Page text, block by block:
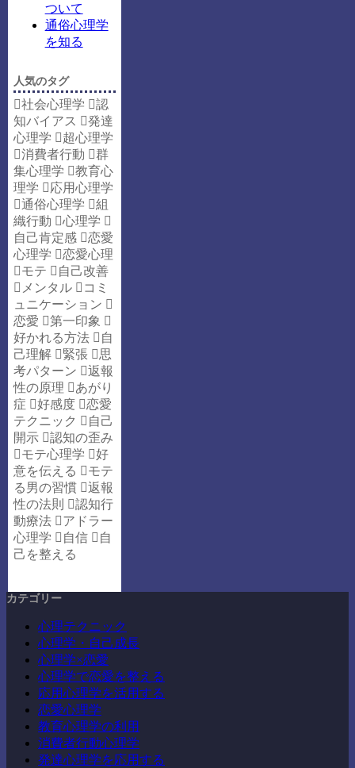
ついて
通俗心理学
を知る
人気のタグ
社会心理学
認
知バイアス
発達
心理学
超心理学
消費者行動
群
集心理学
教育心
理学
応用心理学
通俗心理学
組
織行動
心理学
自己肯定感
恋愛
心理学
恋愛心理
モテ
自己改善
メンタル
コミ
ュニケーション
恋愛
第一印象
好かれる方法
自
己理解
緊張
思
考パターン
返報
性の原理
あがり
症
好感度
恋愛
テクニック
自己
開示
認知の歪み
モテ心理学
好
意を伝える
モテ
る男の習慣
返報
性の法則
認知行
動療法
アドラー
心理学
自信
自
己を整える
カテゴリー
心理テクニック
心理学・自己成長
心理学×恋愛
心理学で恋愛を整える
応用心理学を活用する
恋愛心理学
教育心理学の利用
消費者行動心理学
発達心理学を応用する